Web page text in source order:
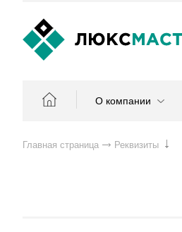
О компании
Главная страница Реквизиты